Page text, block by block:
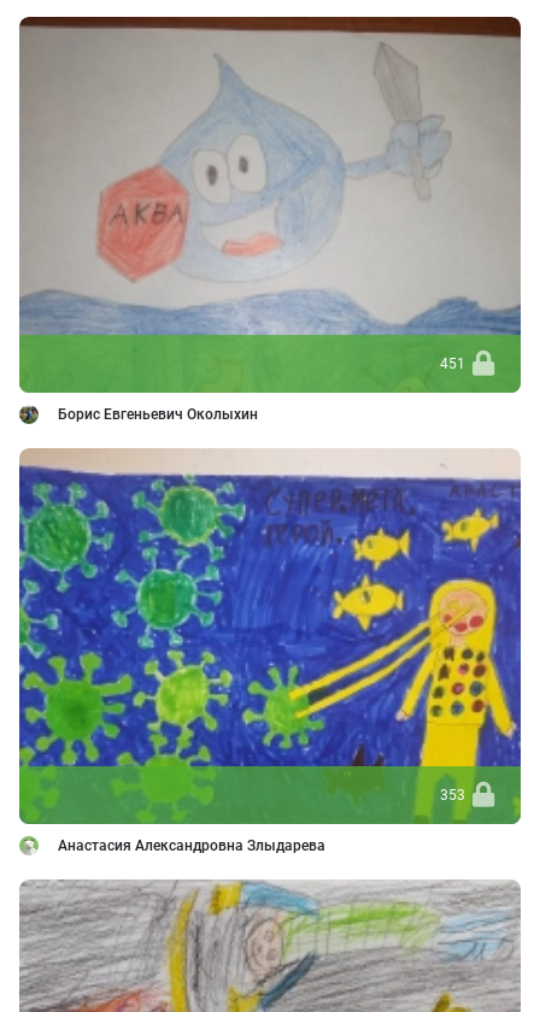
451
Борис Евгеньевич Околыхин
353
Анастасия Александровна Злыдарева